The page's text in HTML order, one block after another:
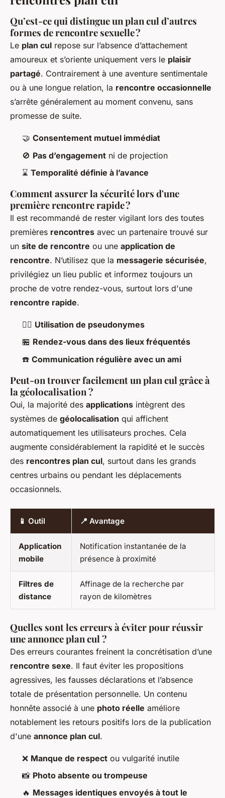
Qu’est-ce qui distingue un plan cul d’autres
formes de rencontre sexuelle ?
Le plan cul repose sur l’absence d’attachement
amoureux et s’oriente uniquement vers le plaisir
partagé. Contrairement à une aventure sentimentale
ou à une longue relation, la rencontre occasionnelle
s’arrête généralement au moment convenu, sans
promesse de suite.
🤝 Consentement mutuel immédiat
🚫 Pas d’engagement ni de projection
⌛ Temporalité définie à l’avance
Comment assurer la sécurité lors d'une
première rencontre rapide ?
Il est recommandé de rester vigilant lors des toutes
premières rencontres avec un partenaire trouvé sur
un site de rencontre ou une application de
rencontre. N’utilisez que la messagerie sécurisée,
privilégiez un lieu public et informez toujours un
proche de votre rendez-vous, surtout lors d'une
rencontre rapide.
🕵️‍♂️ Utilisation de pseudonymes
🏪 Rendez-vous dans des lieux fréquentés
☎️ Communication régulière avec un ami
Peut-on trouver facilement un plan cul grâce à
la géolocalisation ?
Oui, la majorité des applications intègrent des
systèmes de géolocalisation qui affichent
automatiquement les utilisateurs proches. Cela
augmente considérablement la rapidité et le succès
des rencontres plan cul, surtout dans les grands
centres urbains ou pendant les déplacements
occasionnels.
📱 Outil 📍 Avantage
Application
mobile
Notification instantanée de la
présence à proximité
Filtres de
distance
Affinage de la recherche par
rayon de kilomètres
Quelles sont les erreurs à éviter pour réussir
une annonce plan cul ?
Des erreurs courantes freinent la concrétisation d’une
rencontre sexe. Il faut éviter les propositions
agressives, les fausses déclarations et l’absence
totale de présentation personnelle. Un contenu
honnête associé à une photo réelle améliore
notablement les retours positifs lors de la publication
d'une annonce plan cul.
❌ Manque de respect ou vulgarité inutile
📸 Photo absente ou trompeuse
🔥 Messages identiques envoyés à tout le